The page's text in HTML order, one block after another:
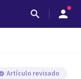
Artículo revisado